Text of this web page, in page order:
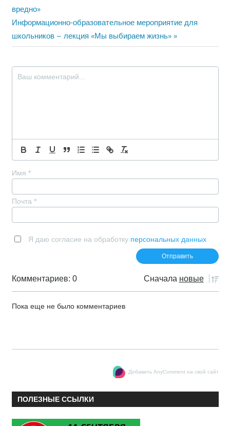
по
записям
запись:
вредно»
Следующая
запись:
Информационно-образовательное мероприятие для
школьников – лекция «Мы выбираем жизнь»
Имя *
Почта *
Я даю согласие на обработку персональных данных
Комментариев: 0 Сначала новые
Пока еще не было комментариев
Добавить AnyComment на свой сайт
ПОЛЕЗНЫЕ ССЫЛКИ